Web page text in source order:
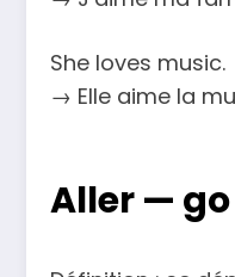
She loves music.
→ Elle aime la
Aller — go